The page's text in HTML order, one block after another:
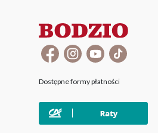
Dostępne formy płatności